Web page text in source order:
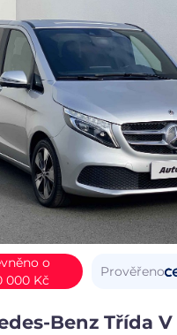
o
000 Kč
Prověřeno
Benz Třída V